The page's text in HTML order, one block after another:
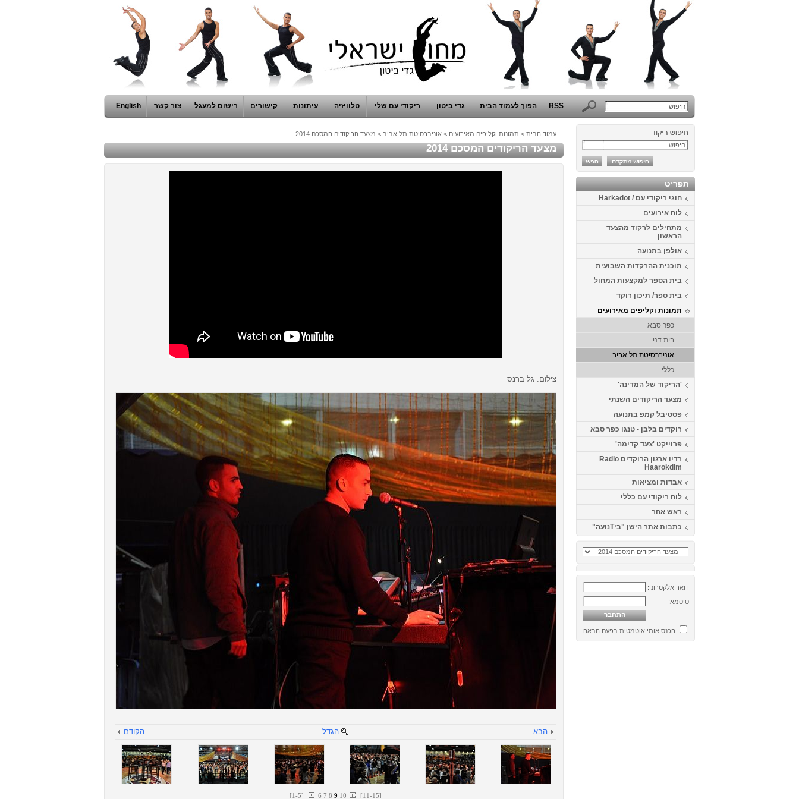
RSS הפוך לעמוד הבית גדי ביטון ריקודי עם שלי טלוויזיה עיתונות קישורים רישום למעגל צור קשר English
תפריט
חוגי ריקודי עם / Harkadot
לוח אירועים
מתחילים לרקוד מהצעד
הראשון
אולפן בתנועה
תוכנית ההרקדות השבועית
בית הספר למקצעות המחול
בית ספר/ תיכון רוקד
תמונות וקליפים מאירועים
כפר סבא
בית דני
אוניברסיטת תל אביב
כללי
'הריקוד של המדינה'
מצעד הריקודים השנתי
פסטיבל קמפ בתנועה
רוקדים בלבן - טנגו כפר סבא
פרוייקט 'צעד קדימה'
רדיו ארגון הרוקדים Radio
Haarokdim
אבדות ומציאות
לוח ריקודי עם כללי
ראש אחר
כתבות אתר הישן "ביTנועה"
דואר אלקטרוני:
סיסמא:
הכנס אותי אוטמטית בפעם הבאה
עמוד הבית > תמונות וקליפים מאירועים > אוניברסיטת תל אביב > מצעד הריקודים המסכם 2014
מצעד הריקודים המסכם 2014
צילום: גל ברנס
הקודם הגדל הבא
[1-5] 6 7 8 9 10 [11-15]